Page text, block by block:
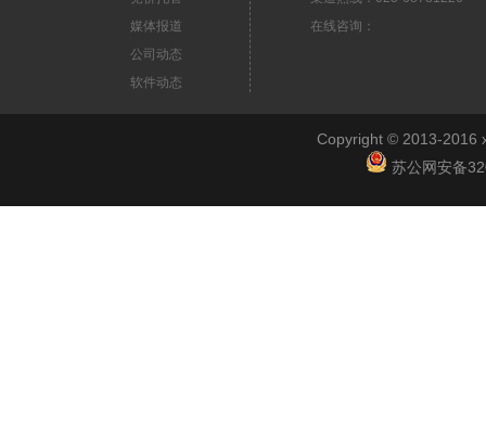
媒体报道
公司动态
软件动态
在线咨询：
Copyright © 2013-2016
苏公网安备